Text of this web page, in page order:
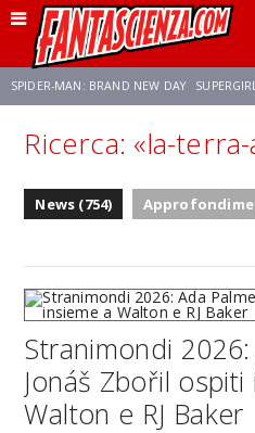
SPIDER-MAN: BRAND NEW DAY
FRANCO RICCIARDIELLO ZENDAYA
Ricerca: «la-
News (754)
Stranimondi
Jonáš Zbořil ospiti
Walton e RJ Baker